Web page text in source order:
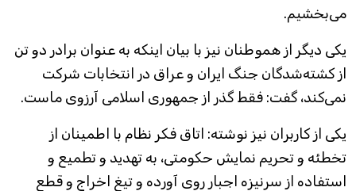
می‌بخشیم.
یکی دیگر از هموطنان نیز با بیان اینکه به عنوان برادر دو تن
از کشته‌شدگان جنگ ایران و عراق در انتخابات شرکت
نمی‌کند، گفت: فقط گذر از جمهوری اسلامی آرزوی ماست.
یکی از کاربران نیز نوشته: اتاق فکر نظام با اطمینان از
تخطئه و تحریم نمایش حکومتی، به تهدید و تطمیع و
استفاده از سرنیزه‌ اجبار روی آورده و تیغ اخراج و قطع